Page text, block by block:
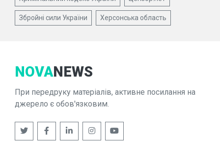
Збройні сили України Херсонська область
NOVANEWS
При передруку матеріалів, активне посилання на
джерело є обов'язковим.